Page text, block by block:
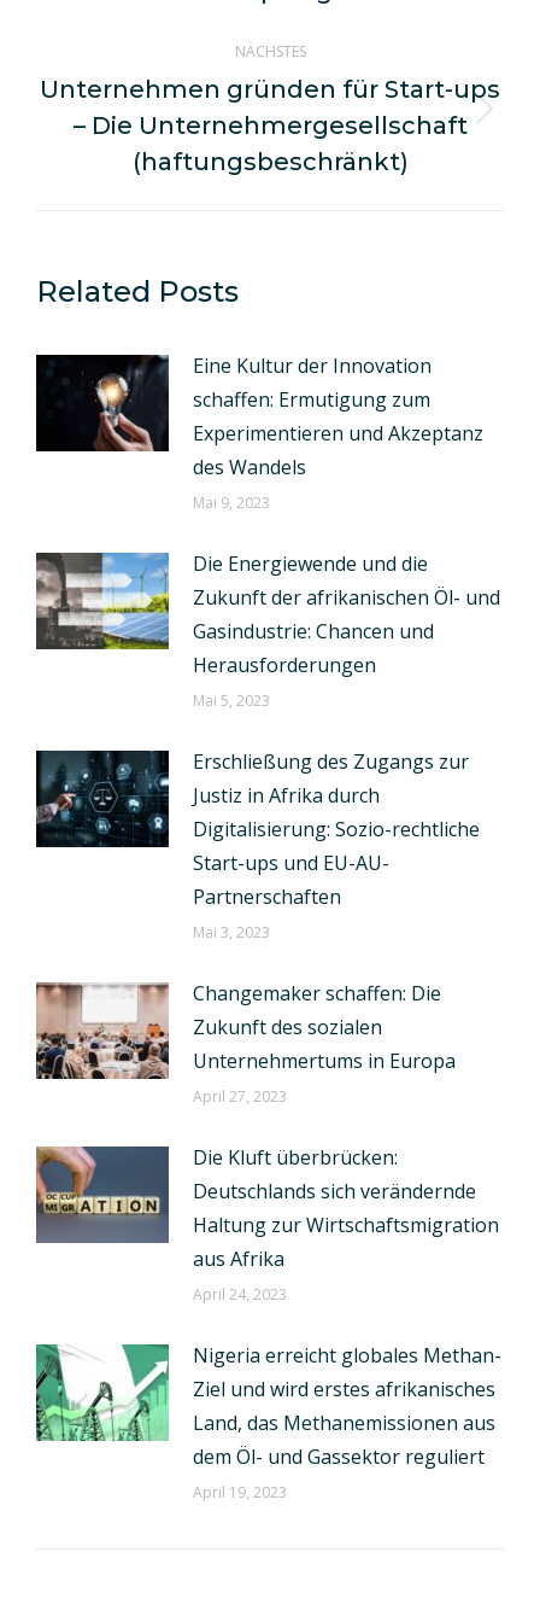
NÄCHSTES
Nächster
Beitrag:
Unternehmen gründen für Start-ups
– Die Unternehmergesellschaft
(haftungsbeschränkt)
Related Posts
Eine Kultur der Innovation
schaffen: Ermutigung zum
Experimentieren und Akzeptanz
des Wandels
Mai 9, 2023
Die Energiewende und die
Zukunft der afrikanischen Öl- und
Gasindustrie: Chancen und
Herausforderungen
Mai 5, 2023
Erschließung des Zugangs zur
Justiz in Afrika durch
Digitalisierung: Sozio-rechtliche
Start-ups und EU-AU-
Partnerschaften
Mai 3, 2023
Changemaker schaffen: Die
Zukunft des sozialen
Unternehmertums in Europa
April 27, 2023
Die Kluft überbrücken:
Deutschlands sich verändernde
Haltung zur Wirtschaftsmigration
aus Afrika
April 24, 2023
Nigeria erreicht globales Methan-
Ziel und wird erstes afrikanisches
Land, das Methanemissionen aus
dem Öl- und Gassektor reguliert
April 19, 2023